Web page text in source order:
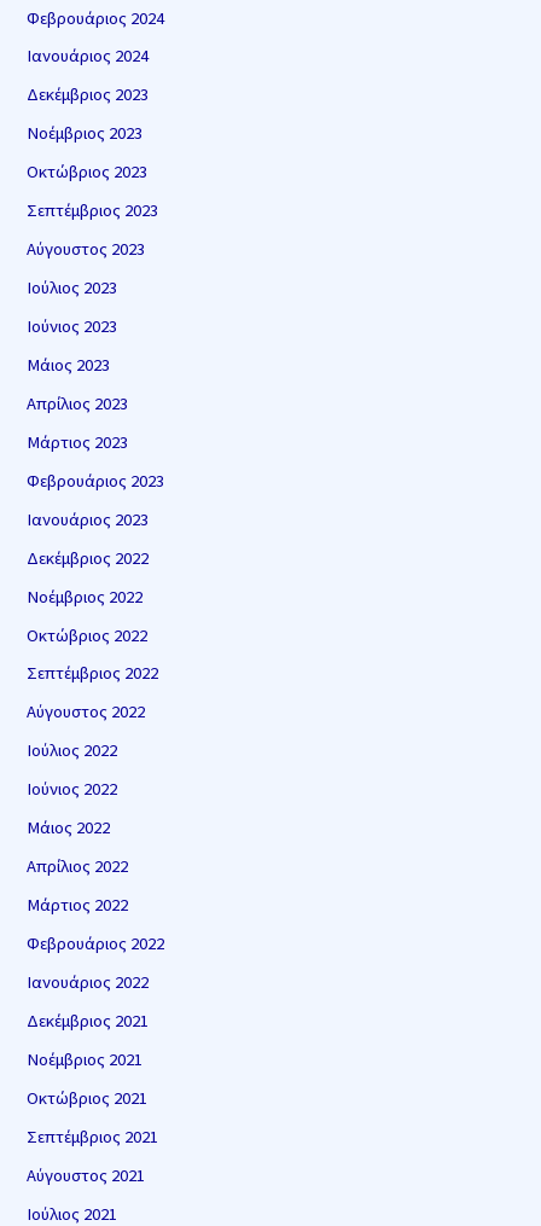
Φεβρουάριος 2024
Ιανουάριος 2024
Δεκέμβριος 2023
Νοέμβριος 2023
Οκτώβριος 2023
Σεπτέμβριος 2023
Αύγουστος 2023
Ιούλιος 2023
Ιούνιος 2023
Μάιος 2023
Απρίλιος 2023
Μάρτιος 2023
Φεβρουάριος 2023
Ιανουάριος 2023
Δεκέμβριος 2022
Νοέμβριος 2022
Οκτώβριος 2022
Σεπτέμβριος 2022
Αύγουστος 2022
Ιούλιος 2022
Ιούνιος 2022
Μάιος 2022
Απρίλιος 2022
Μάρτιος 2022
Φεβρουάριος 2022
Ιανουάριος 2022
Δεκέμβριος 2021
Νοέμβριος 2021
Οκτώβριος 2021
Σεπτέμβριος 2021
Αύγουστος 2021
Ιούλιος 2021